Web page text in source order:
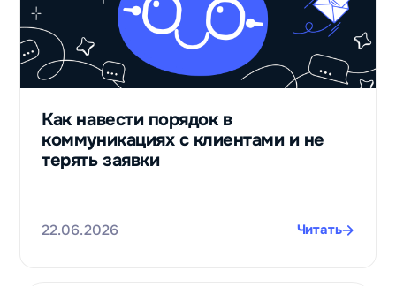
в
125
раз
увеличили
выручку
Как навести порядок в
коммуникациях с клиентами и не
терять заявки
22.06.2026 Читать